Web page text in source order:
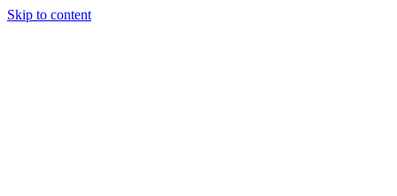
Skip to content